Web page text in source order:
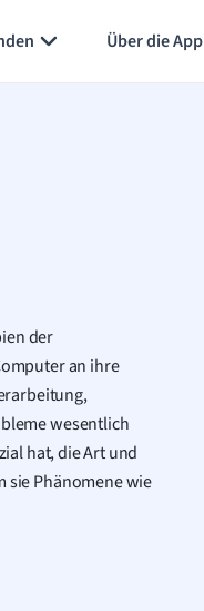
Über die App
der
an ihre
wesentlich
hat, die Art und
sie Phänomene wie